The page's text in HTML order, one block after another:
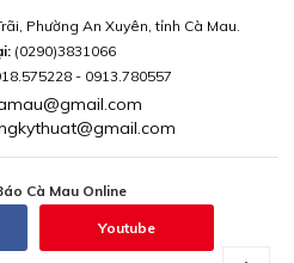
Phường An Xuyên, tỉnh Cà Mau.
(0290)3831066
- 0913.780557
Cà Mau Online
Youtube